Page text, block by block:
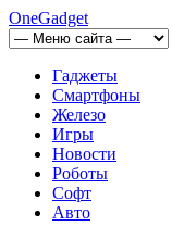
OneGadget
Гаджеты
Смартфоны
Железо
Игры
Новости
Роботы
Софт
Авто